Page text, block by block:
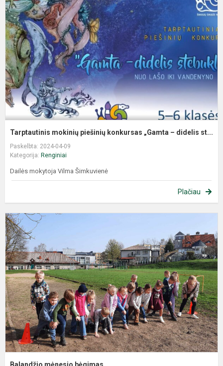
Tarptautinis mokinių piešinių konkursas „Gamta – didelis st...
Paskelbta: 2024-04-09
Kategorija: Renginiai
Dailės mokytoja Vilma Šimkuvienė
Plačiau